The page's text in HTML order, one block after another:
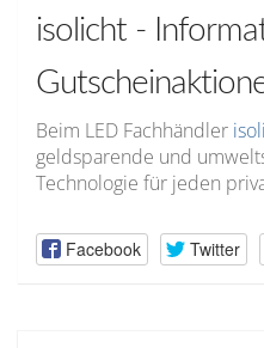
isolicht -
Beim LED Fachhändler
geldsparende und
Technologie für jeden
Facebook Twitter